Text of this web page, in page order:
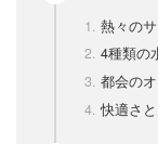
熱々の
4種類の
都会の
快適さ